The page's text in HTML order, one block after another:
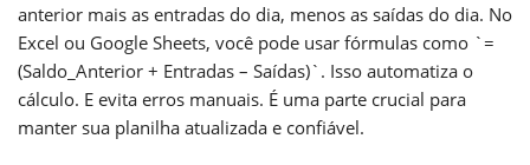
anterior mais as entradas do dia, menos as saídas do dia. No
Excel ou Google Sheets, você pode usar fórmulas como `=
(Saldo_Anterior + Entradas – Saídas)`. Isso automatiza o
cálculo. E evita erros manuais. É uma parte crucial para
manter sua planilha atualizada e confiável.